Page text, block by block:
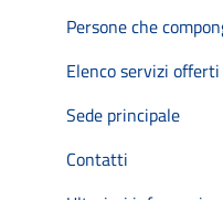
Persone che
Elenco servizi offerti
Sede principale
Contatti